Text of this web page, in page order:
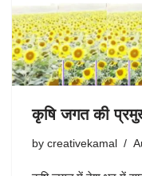
कृषि जगत की
by creativekamal